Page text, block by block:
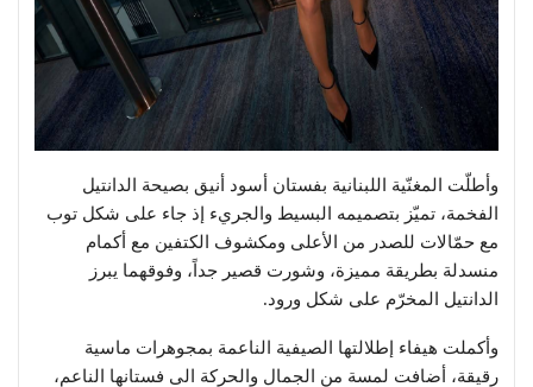
وأطلّت المغنّية اللبنانية بفستان أسود أنيق بصيحة الدانتيل
الفخمة، تميّز بتصميمه البسيط والجريء إذ جاء على شكل توب
مع حمّالات للصدر من الأعلى ومكشوف الكتفين مع أكمام
منسدلة بطريقة مميزة، وشورت قصير جداً، وفوقهما يبرز
الدانتيل المخرّم على شكل ورود.
وأكملت هيفاء إطلالتها الصيفية الناعمة بمجوهرات ماسية
رقيقة، أضافت لمسة من الجمال والحركة الى فستانها الناعم،